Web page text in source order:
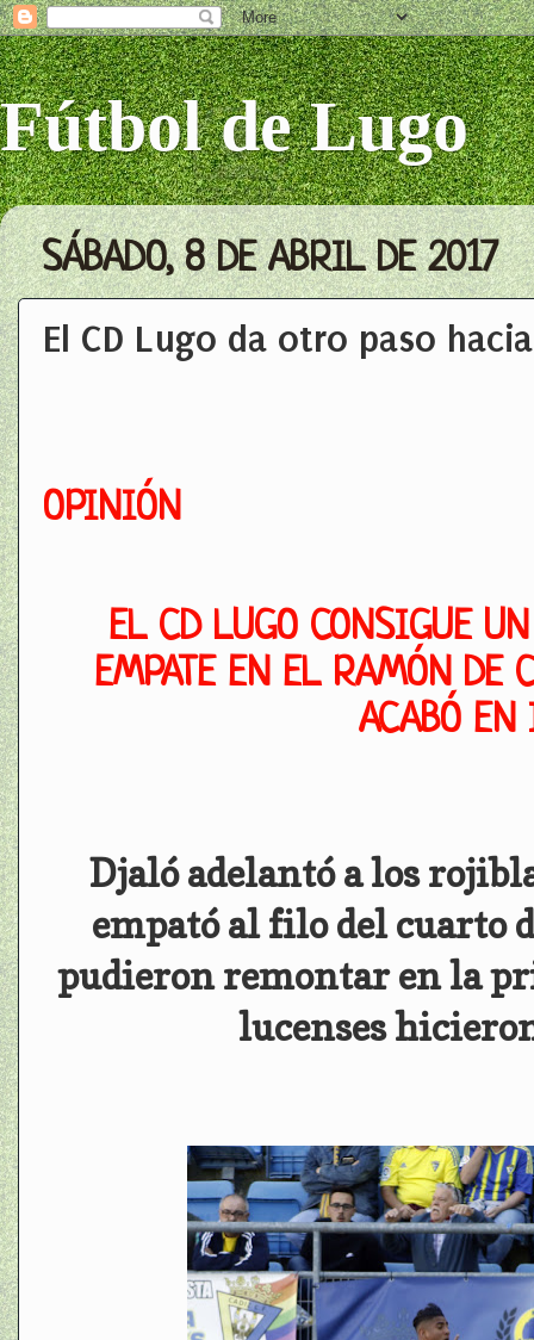
Fútbol de Lugo
SÁBADO, 8 DE ABRIL DE 2017
El CD Lugo da otro paso
OPINIÓN
EL CD LUGO CONSIGUE
EMPATE EN EL RAMÓN DE
ACABÓ
Djaló adelantó a los
empató al filo del cuarto
pudieron remontar en la
lucenses